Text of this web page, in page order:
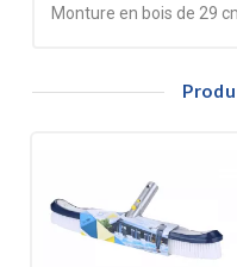
Monture en bois de 29